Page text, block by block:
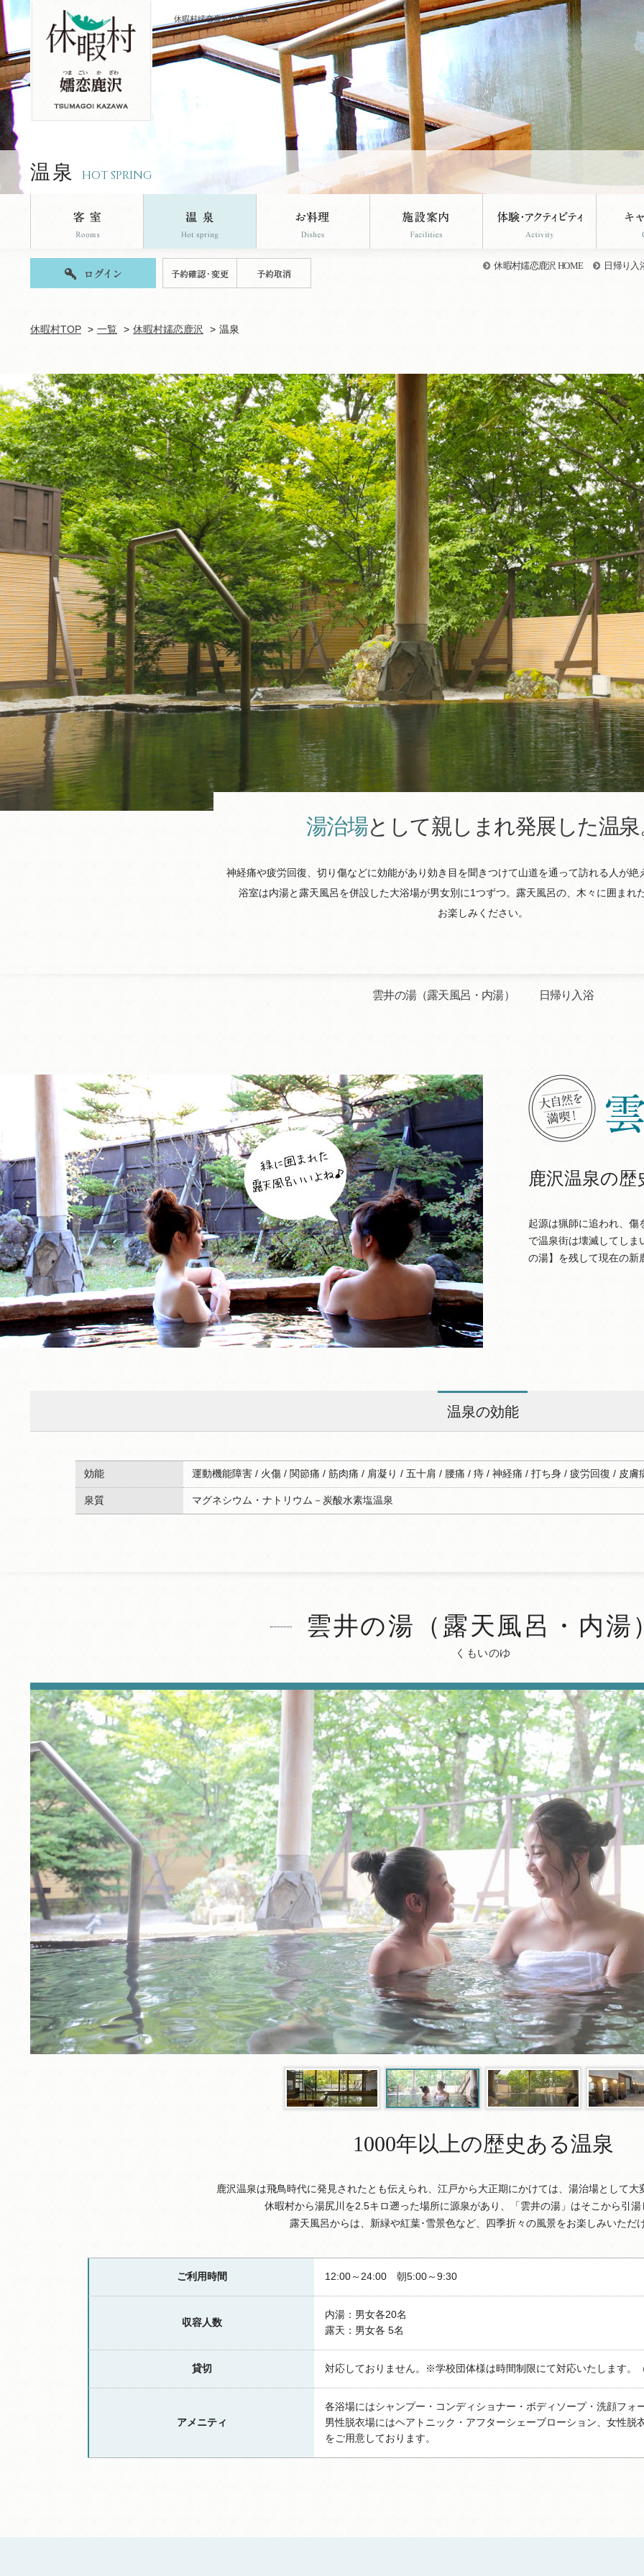
休暇村嬬恋鹿沢の鹿沢温泉
温泉 HOT SPRING
休暇村嬬恋鹿沢 HOME 日帰り入
休暇村TOP 一覧 休暇村嬬恋鹿沢 温泉
湯治場として親しまれ発展した温泉
神経痛や疲労回復、切り傷などに効能があり効き目を聞きつけて山道を通って訪れる人が絶
浴室は内湯と露天風呂を併設した大浴場が男女別に1つずつ。露天風呂の、木々に囲まれ
お楽しみください。
雲井の湯（露天風呂・内湯） 日帰り入浴
鹿沢温泉の
起源は猟師に追われ、傷
で温泉街は壊滅してしま
の湯】を残して現在の新
温泉の効能
効能 運動機能障害 / 火傷 / 関節痛 / 筋肉痛 / 肩凝り / 五十肩 / 腰痛 / 痔 / 神経痛 / 打ち身 / 疲労回復 / 皮
泉質 マグネシウム・ナトリウム－炭酸水素塩温泉
雲井の湯（露天風呂・内湯
くもいのゆ
1000年以上の歴史ある温泉
鹿沢温泉は飛鳥時代に発見されたとも伝えられ、江戸から大正期にかけては、湯治場として大
休暇村から湯尻川を2.5キロ遡った場所に源泉があり、「雲井の湯」はそこから引
露天風呂からは、新緑や紅葉･雪景色など、四季折々の風景をお楽しみいただ
ご利用時間 12:00～24:00 朝5:00～9:30
収容人数
内湯：男女各20名
露天：男女各 5名
貸切 対応しておりません。※学校団体様は時間制限にて対応いたします。
アメニティ
各浴場にはシャンプー・コンディショナー・ボディソープ・洗顔フォ
男性脱衣場にはヘアトニック・アフターシェーブローション、女性
をご用意しております。